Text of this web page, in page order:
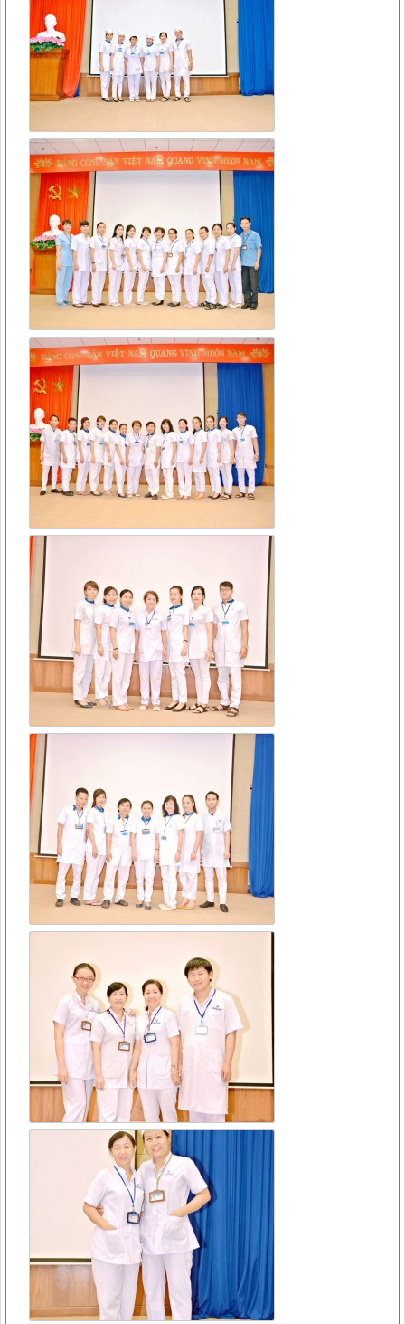
07/2017/TT-BYT
Lượt xem:11809 | lượt tải:266
15466/QLD – TT
Cục Quản lý Dược: Cập nhật hướng dẫn sử dụng đối với
thuốc chứa hoạt chất metformin điều trị đái tháo đường tuýp
II